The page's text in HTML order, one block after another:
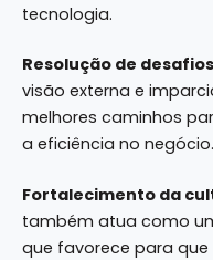
tecnologia.
Resolução de
visão externa e
melhores caminhos
a eficiência no negócio.
Fortalecimento da
também atua como
que favorece para